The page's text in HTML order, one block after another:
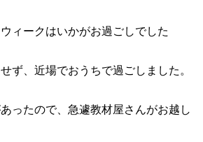
ィークはいかがお過ごしでした
ず、近場でおうちで過ごしました。
ったので、急遽教材屋さんがお越し